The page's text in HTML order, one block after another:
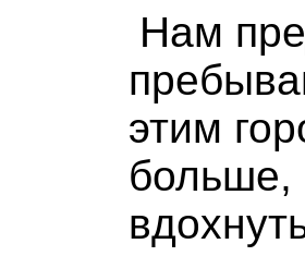
Нам
этим
больше,